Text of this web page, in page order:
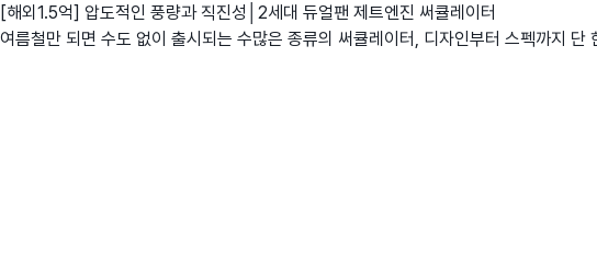
[해외1.5억] 압도적인 풍량과 직진성│2세대 듀얼팬 제트엔진 써큘레이터
여름철만 되면 수도 없이 출시되는 수많은 종류의 써큘레이터, 디자인부터 스펙까지